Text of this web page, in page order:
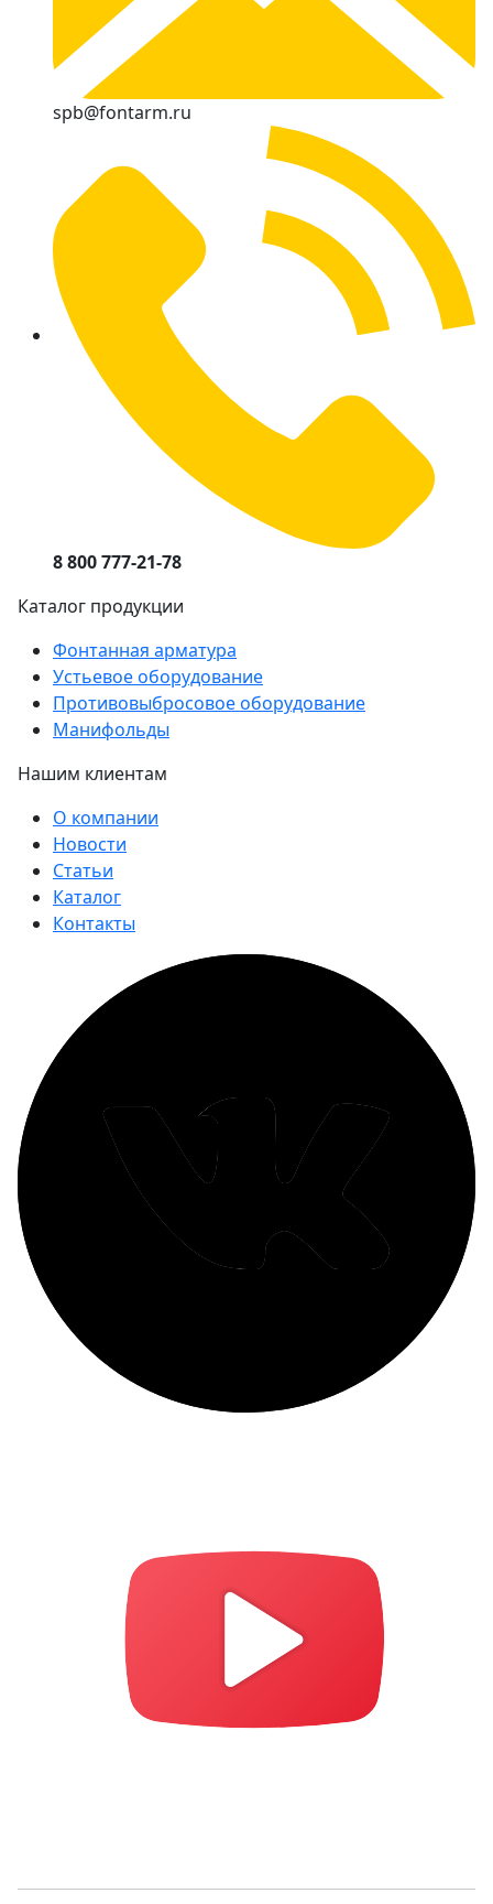
spb@fontarm.ru
8 800 777-21-78
Каталог продукции
Фонтанная арматура
Устьевое оборудование
Противовыбросовое оборудование
Манифольды
Нашим клиентам
О компании
Новости
Статьи
Каталог
Контакты